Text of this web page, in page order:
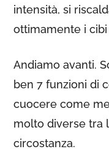
intensità, si
ottimamente i cibi
Andiamo avanti.
ben 7 funzioni di
cuocere come
molto diverse tra
circostanza.